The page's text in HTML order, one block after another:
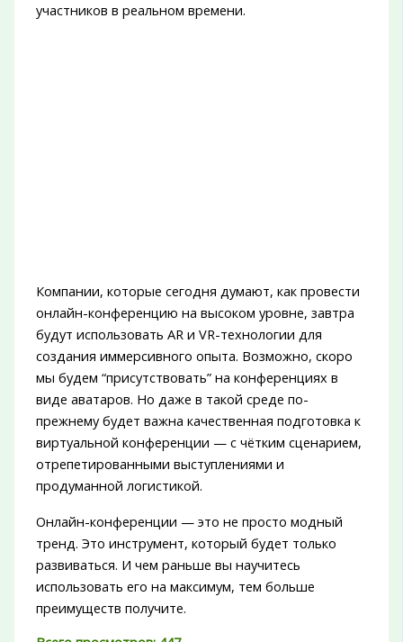
участников в реальном времени.
Компании, которые сегодня думают, как провести
онлайн-конференцию на высоком уровне, завтра
будут использовать AR и VR-технологии для
создания иммерсивного опыта. Возможно, скоро
мы будем “присутствовать” на конференциях в
виде аватаров. Но даже в такой среде по-
прежнему будет важна качественная подготовка к
виртуальной конференции — с чётким сценарием,
отрепетированными выступлениями и
продуманной логистикой.
Онлайн-конференции — это не просто модный
тренд. Это инструмент, который будет только
развиваться. И чем раньше вы научитесь
использовать его на максимум, тем больше
преимуществ получите.